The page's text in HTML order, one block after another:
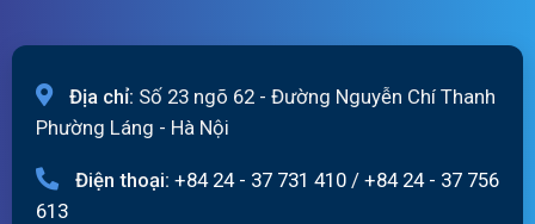
Địa chỉ: Số 23 ngõ 62 - Đường Nguyễn Chí Thanh
Phường Láng - Hà Nội
Điện thoại: +84 24 - 37 731 410 / +84 24 - 37 756
613